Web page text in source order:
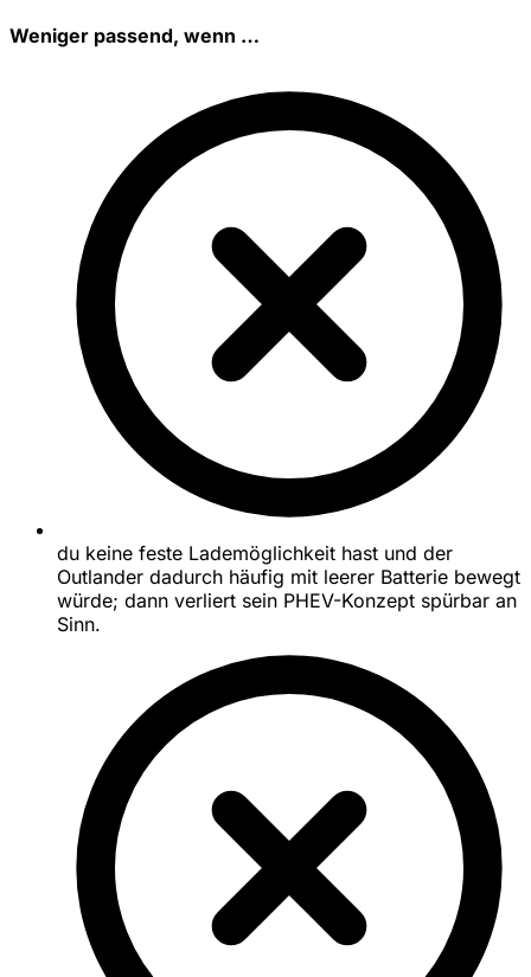
Weniger passend, wenn …
du keine feste Lademöglichkeit hast und der
Outlander dadurch häufig mit leerer Batterie bewegt
würde; dann verliert sein PHEV-Konzept spürbar an
Sinn.